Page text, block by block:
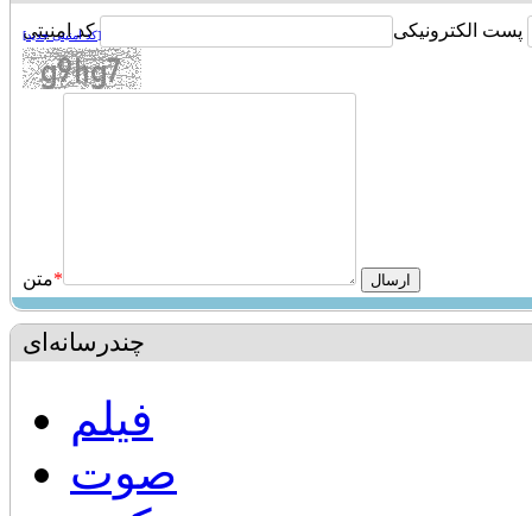
پست الکترونیکی کد امنیتی[کد امنیتی جدید]
متن*
چندرسانه‌ای
فیلم
صوت